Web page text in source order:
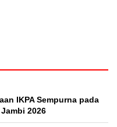
IKPA Sempurna pada
2026